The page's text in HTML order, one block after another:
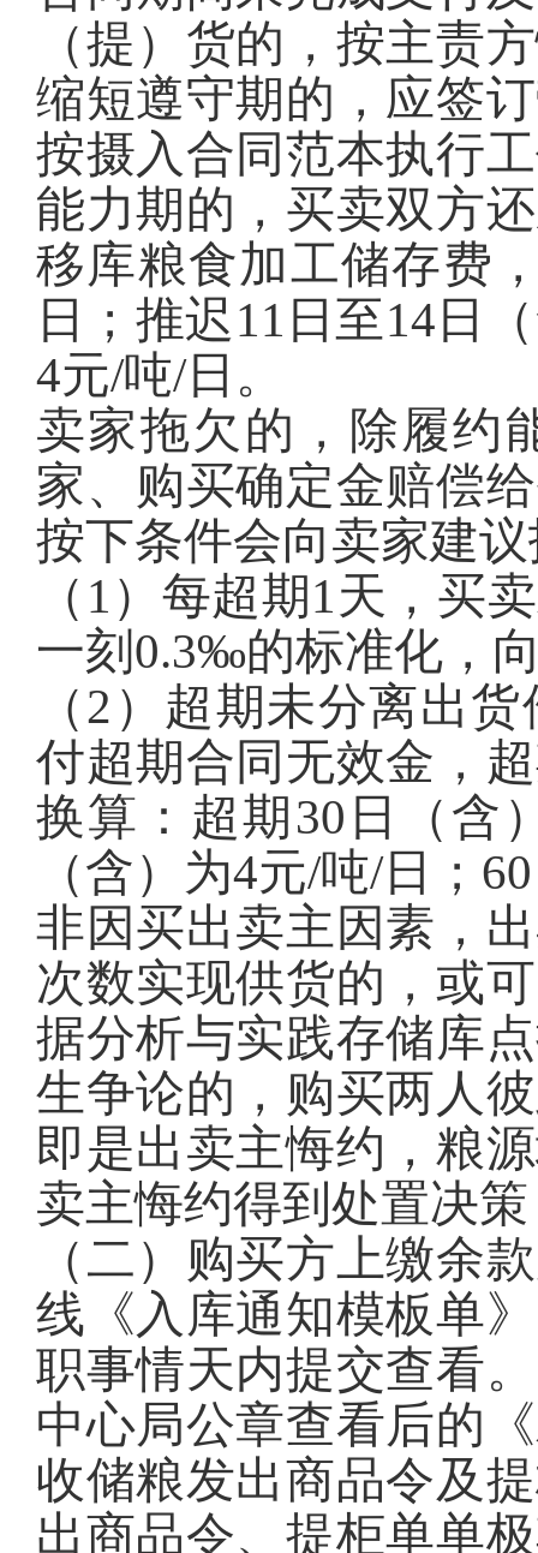
（提）货的，按主责
缩短遵守期的，应签
按摄入合同范本执行
能力期的，买卖双方
移库粮食加工储存费
日；推迟11日至14日
4元/吨/日。
卖家拖欠的，除履约
家、购买确定金赔偿
按下条件会向卖家建
（1）每超期1天，买
一刻0.3‰的标准化，
（2）超期未分离出
付超期合同无效金，
换算：超期30日（含
（含）为4元/吨/日；
非因买出卖主因素，
次数实现供货的，或
据分析与实践存储库
生争论的，购买两人
即是出卖主悔约，粮
卖主悔约得到处置决
（二）购买方上缴余
线《入库通知模板单
职事情天内提交查看
中心局公章查看后的
收储粮发出商品令及
出商品令、提柜单单